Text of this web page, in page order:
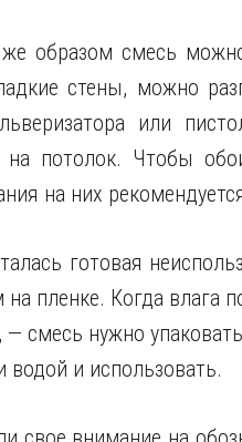
образом смесь
стены, можно
или
потолок. Чтобы
на них
готовая
пленке. Когда влага
— смесь нужно
водой и использовать.